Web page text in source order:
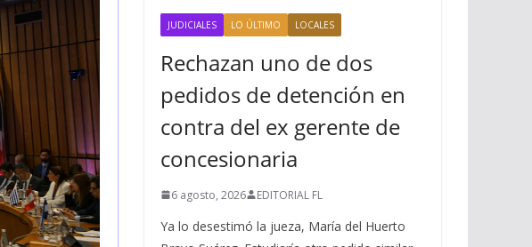
JUDICIALES LO ÚLTIMO LOCALES
Rechazan uno de dos
pedidos de detención en
contra del ex gerente de
concesionaria
6 agosto, 2026 EDITORIAL FL
Ya lo desestimó la jueza, María del Huerto